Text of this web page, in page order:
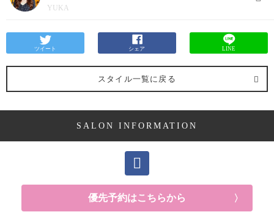
YUKA
ツイート シェア LINE
スタイル一覧に戻る
SALON INFORMATION
優先予約はこちらから